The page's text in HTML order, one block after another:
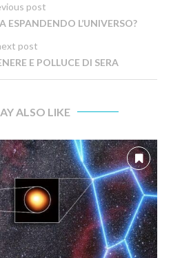
post
ESPANDENDO L’UNIVERSO?
post
E POLLUCE DI SERA
ALSO LIKE